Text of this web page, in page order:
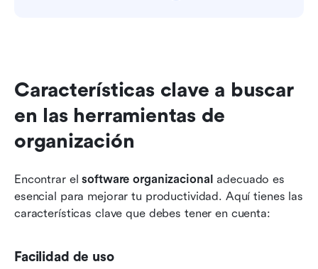
Características clave a buscar
en las herramientas de
organización
Encontrar el software organizacional adecuado es
esencial para mejorar tu productividad. Aquí tienes las
características clave que debes tener en cuenta:
Facilidad de uso